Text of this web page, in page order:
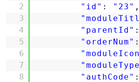
2
3
4
5
6
7
8
"id" : "23" ,
"parentId"
"orderNum"
"authCode"